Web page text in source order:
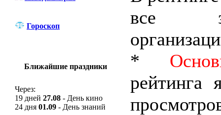
Гороскоп
Ближайшие праздники
Через:
19 дней 27.08 - День кино
24 дня 01.09 - День знаний
все
*
рейтинга